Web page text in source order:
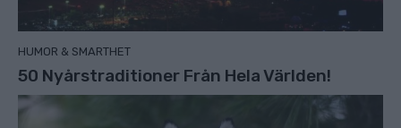
HUMOR & SMARTHET
50 Nyårstraditioner Från Hela Världen!